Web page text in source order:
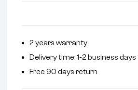
2 years warranty
Delivery time: 1-2 business days
Free 90 days return